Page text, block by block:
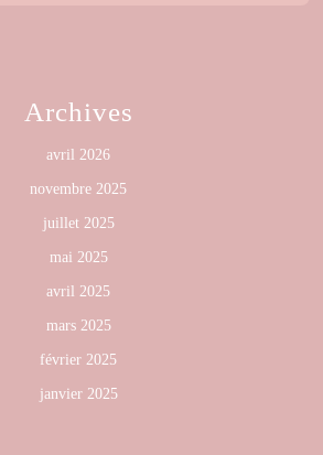
Archives
avril 2026
novembre 2025
juillet 2025
mai 2025
avril 2025
mars 2025
février 2025
janvier 2025